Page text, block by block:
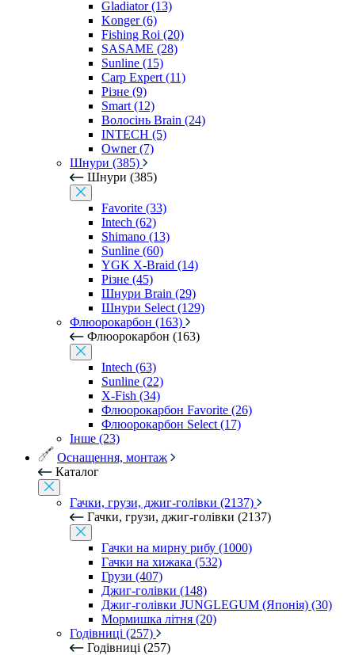
Gladiator (13)
Konger (6)
Fishing Roi (20)
SASAME (28)
Sunline (15)
Carp Expert (11)
Різне (9)
Smart (12)
Волосінь Brain (24)
INTECH (5)
Owner (7)
Шнури (385)
Шнури (385)
Favorite (33)
Intech (62)
Shimano (13)
Sunline (60)
YGK X-Braid (14)
Різне (45)
Шнури Brain (29)
Шнури Select (129)
Флюорокарбон (163)
Флюорокарбон (163)
Intech (63)
Sunline (22)
X-Fish (34)
Флюорокарбон Favorite (26)
Флюорокарбон Select (17)
Інше (23)
Оснащення, монтаж
Каталог
Гачки, грузи, джиг-голівки (2137)
Гачки, грузи, джиг-голівки (2137)
Гачки на мирну рибу (1000)
Гачки на хижака (532)
Грузи (407)
Джиг-голівки (148)
Джиг-голівки JUNGLEGUM (Японія) (30)
Мормишка літня (20)
Годівниці (257)
Годівниці (257)